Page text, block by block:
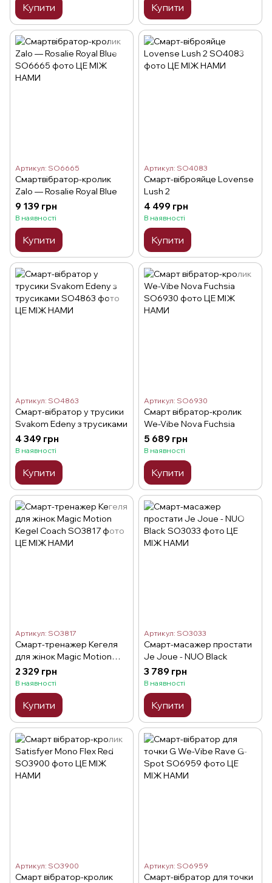
Купити Купити
Артикул: SO6665
Смартвібратор-кролик
Zalo — Rosalie Royal Blue
9 139 грн
В наявності
Купити
Артикул: SO4083
Смарт-віброяйце Lovense
Lush 2
4 499 грн
В наявності
Купити
Артикул: SO4863
Смарт-вібратор у трусики
Svakom Edeny з трусиками
4 349 грн
В наявності
Купити
Артикул: SO6930
Смарт вібратор-кролик
We-Vibe Nova Fuchsia
5 689 грн
В наявності
Купити
Артикул: SO3817
Смарт-тренажер Кегеля
для жінок Magic Motion
Kegel Coach
2 329 грн
В наявності
Купити
Артикул: SO3033
Смарт-масажер простати
Je Joue - NUO Black
3 789 грн
В наявності
Купити
Артикул: SO3900
Смарт вібратор-кролик
Артикул: SO6959
Смарт-вібратор для точки